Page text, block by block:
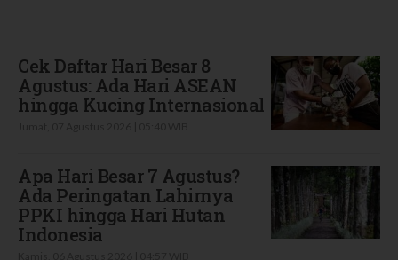
Cek Daftar Hari Besar 8
Agustus: Ada Hari ASEAN
hingga Kucing Internasional
Apa Hari Besar 7 Agustus?
Ada Peringatan Lahirnya
PPKI hingga Hari Hutan
Indonesia